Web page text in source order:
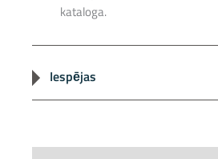
kataloga.
Iespējas
Skujkoka (priedes).